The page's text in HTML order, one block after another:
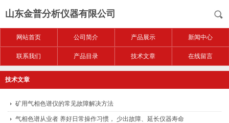
山东金普分析仪器有限公司
网站首页 公司简介 产品展示 新闻中心
联系我们 产品目录 技术文章 在线留言
技术文章
矿用气相色谱仪的常见故障解决方法
气相色谱从业者 养好日常操作习惯， 少出故障、延长仪器寿命